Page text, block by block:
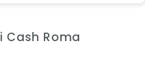
Cash Roma